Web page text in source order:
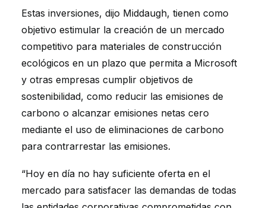
Estas inversiones, dijo Middaugh, tienen como
objetivo estimular la creación de un mercado
competitivo para materiales de construcción
ecológicos en un plazo que permita a Microsoft
y otras empresas cumplir objetivos de
sostenibilidad, como reducir las emisiones de
carbono o alcanzar emisiones netas cero
mediante el uso de eliminaciones de carbono
para contrarrestar las emisiones.
“Hoy en día no hay suficiente oferta en el
mercado para satisfacer las demandas de todas